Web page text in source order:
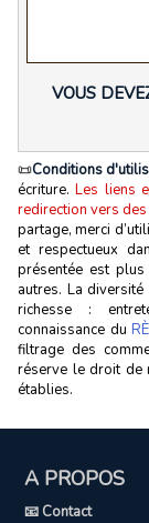
VOUS
📜Conditions
écriture.Les liens
redirection vers
partage, merci
et respectueux
présentée est
autres. La
richesse :
connaissance du
filtrage des
réserve le droit de
établies.
A PROPOS
📧 Contact